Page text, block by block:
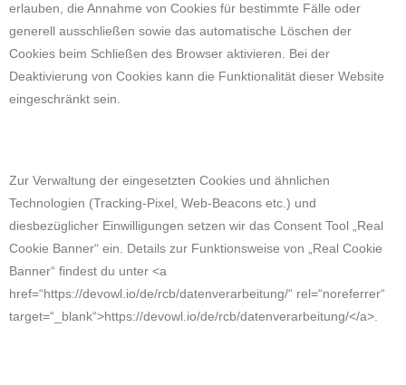
erlauben, die Annahme von Cookies für bestimmte Fälle oder
generell ausschließen sowie das automatische Löschen der
Cookies beim Schließen des Browser aktivieren. Bei der
Deaktivierung von Cookies kann die Funktionalität dieser Website
eingeschränkt sein.
Zur Verwaltung der eingesetzten Cookies und ähnlichen
Technologien (Tracking-Pixel, Web-Beacons etc.) und
diesbezüglicher Einwilligungen setzen wir das Consent Tool „Real
Cookie Banner“ ein. Details zur Funktionsweise von „Real Cookie
Banner“ findest du unter <a
href=“https://devowl.io/de/rcb/datenverarbeitung/“ rel=“noreferrer“
target=“_blank“>https://devowl.io/de/rcb/datenverarbeitung/</a>.